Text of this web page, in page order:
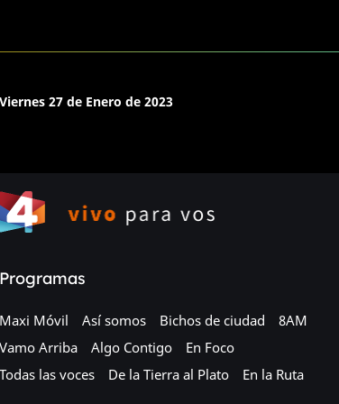
Viernes 27 de Enero de 2023
Programas
Maxi Móvil Así somos Bichos de ciudad
8AM
Vamo Arriba
Algo Contigo
En Foco
Todas las voces
De la Tierra al Plato En la Ruta